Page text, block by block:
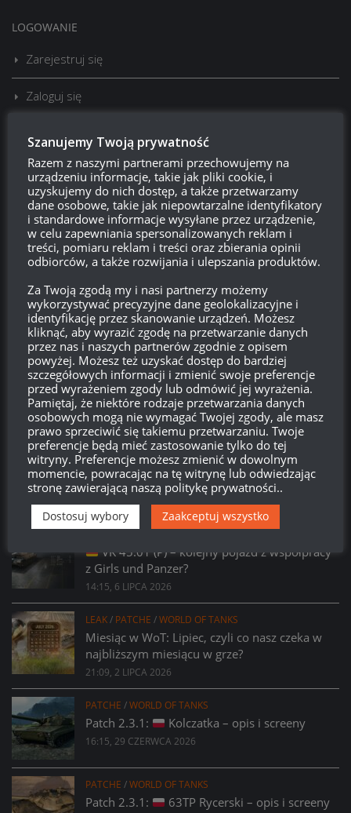
LOGOWANIE
Zarejestruj się
Zaloguj się
Kanał komentarzy
WordPress.org
Brakwierzchołka drzewkaod:
580
Dni
00
Godzin
15
Minut
28
Sekund
PROSTO Z SUPERTESTU/WORLD OF TANKS
Prsoto z Supertestu: Zmiany parametrów
AMX 29 Bélier
VK 45.01 (P) – kolejny pojazd z współpracy
z Girls und Panzer?
14:15, 6 LIPCA 2026
LEAK/ PATCHE /WORLD OF TANKS
Miesiąc w WoT: Lipiec, czyli co nasz czeka w
najbliższym miesiącu w grze?
21:09, 2 LIPCA 2026
PATCHE /WORLD OF TANKS
Patch 2.3.1: Kolczatka – opis i screeny
16:15, 29 CZERWCA 2026
PATCHE /WORLD OF TANKS
Patch 2.3.1: 63TP Rycerski – opis i screeny
Szanujemy Twoją prywatność
Razem z naszymi partnerami przechowujemy na
urządzeniu informacje, takie jak pliki cookie, i
uzyskujemy do nich dostęp, a także przetwarzamy
dane osobowe, takie jak niepowtarzalne identyfikatory
i standardowe informacje wysyłane przez urządzenie,
w celu zapewniania spersonalizowanych reklam i
treści, pomiaru reklam i treści oraz zbierania opinii
odbiorców, a także rozwijania i ulepszania produktów.
Za Twoją zgodą my i nasi partnerzy możemy
wykorzystywać precyzyjne dane geolokalizacyjne i
identyfikację przez skanowanie urządzeń. Możesz
kliknąć, aby wyrazić zgodę na przetwarzanie danych
przez nas i naszych partnerów zgodnie z opisem
powyżej. Możesz też uzyskać dostęp do bardziej
szczegółowych informacji i zmienić swoje preferencje
przed wyrażeniem zgody lub odmówić jej wyrażenia.
Pamiętaj, że niektóre rodzaje przetwarzania danych
osobowych mogą nie wymagać Twojej zgody, ale masz
prawo sprzeciwić się takiemu przetwarzaniu. Twoje
preferencje będą mieć zastosowanie tylko do tej
witryny. Preferencje możesz zmienić w dowolnym
momencie, powracając na tę witrynę lub odwiedzając
stronę zawierającą naszą politykę prywatności..
Dostosuj wybory Zaakceptuj wszystko